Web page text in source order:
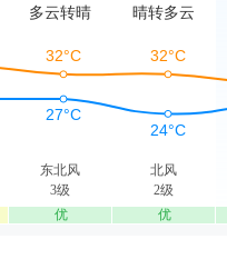
多云转晴
东北风
3级
优
晴转多云
北风
2级
优